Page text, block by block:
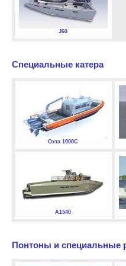
J60
Специальные катера
Охта 1000С
А1540
Понтоны и специальные